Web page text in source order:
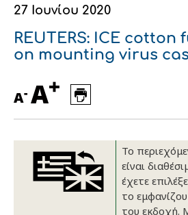
Οικονομικά στοιχεία
Εταιρική δομή
Καινοτομία
Επικοινωνία
Εξαγωγές
Συνέδρια
Ευφυής γεωργία
Συμβουλευτική στο
Εκκόκκιση για
παραγωγού
Ιατρικές υπηρεσίες
Αλυσίδα βάμβακος
Εταιρικά νέα
27 Ιουνίου 2020
REUTERS: ICE
on mounting virus
A- A+
Το
είναι
έχετε
το
του εκδοχή.